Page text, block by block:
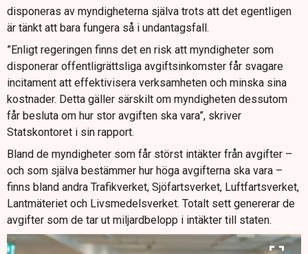
disponeras av myndigheterna själva trots att det egentligen
är tänkt att bara fungera så i undantagsfall.
”Enligt regeringen finns det en risk att myndigheter som
disponerar offentligrättsliga avgiftsinkomster får svagare
incitament att effektivisera verksamheten och minska sina
kostnader. Detta gäller särskilt om myndigheten dessutom
får besluta om hur stor avgiften ska vara”, skriver
Statskontoret i sin rapport.
Bland de myndigheter som får störst intäkter från avgifter –
och som själva bestämmer hur höga avgifterna ska vara –
finns bland andra Trafikverket, Sjöfartsverket, Luftfartsverket,
Lantmäteriet och Livsmedelsverket. Totalt sett genererar de
avgifter som de tar ut miljardbelopp i intäkter till staten.